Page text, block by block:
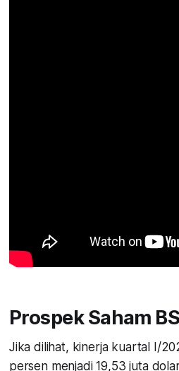
Prospek Saham
Jika dilihat, kinerja kuartal I/
persen menjadi 19,53 juta